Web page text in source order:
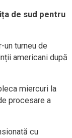
de sud pentru
un turneu de
americani după
miercuri la
procesare a
cu